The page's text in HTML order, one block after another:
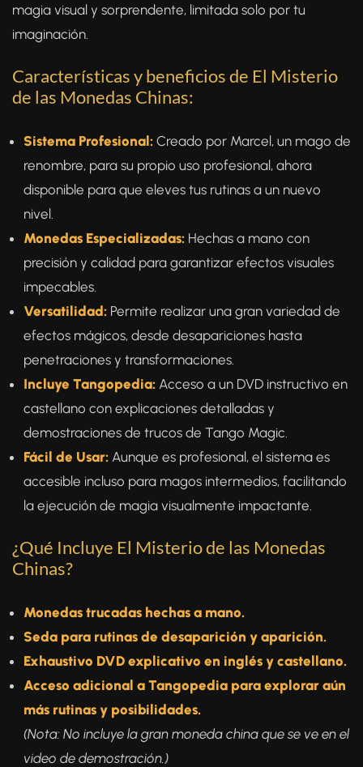
magia visual y sorprendente, limitada solo por tu
imaginación.
Características y beneficios de El Misterio
de las Monedas Chinas:
Sistema Profesional: Creado por Marcel, un mago de
renombre, para su propio uso profesional, ahora
disponible para que eleves tus rutinas a un nuevo
nivel.
Monedas Especializadas: Hechas a mano con
precisión y calidad para garantizar efectos visuales
impecables.
Versatilidad: Permite realizar una gran variedad de
efectos mágicos, desde desapariciones hasta
penetraciones y transformaciones.
Incluye Tangopedia: Acceso a un DVD instructivo en
castellano con explicaciones detalladas y
demostraciones de trucos de Tango Magic.
Fácil de Usar: Aunque es profesional, el sistema es
accesible incluso para magos intermedios, facilitando
la ejecución de magia visualmente impactante.
¿Qué Incluye El Misterio de las Monedas
Chinas?
Monedas trucadas hechas a mano.
Seda para rutinas de desaparición y aparición.
Exhaustivo DVD explicativo en inglés y castellano.
Acceso adicional a Tangopedia para explorar aún
más rutinas y posibilidades.
(Nota: No incluye la gran moneda china que se ve en el
video de demostración.)